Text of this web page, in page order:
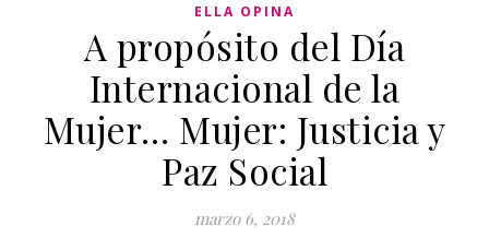
ELLA OPINA
A propósito del Día
Internacional de la
Mujer… Mujer: Justicia y
Paz Social
marzo 6, 2018